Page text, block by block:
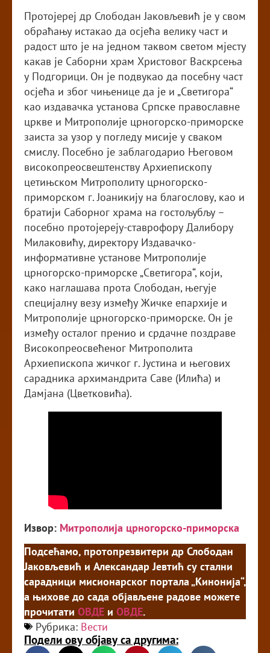
Протојереј др Слободан Јаковљевић је у свом
обраћању истакао да осјећа велику част и
радост што је на једном таквом светом мјесту
какав је Саборни храм Христовог Васкрсења
у Подгорици. Он је подвукао да посебну част
осјећа и због чињенице да је и „Светигора“
као издавачка установа Српске православне
цркве и Митрополије црногорско-приморске
заиста за узор у погледу мисије у сваком
смислу. Посебно је заблагодарио Његовом
високопреосвештенству Архиепископу
цетињском Митрополиту црногорско-
приморском г. Јоаникију на благослову, као и
братији Саборног храма на гостољубљу –
посебно протојереју-ставрофору Далибору
Милаковићу, директору Издавачко-
информативне установе Митрополије
црногорско-приморске „Светигора“, који,
како наглашава прота Слободан, његује
специјалну везу између Жичке епархије и
Митрополије црногорско-приморске. Он је
између осталог пренио и срдачне поздраве
Високопреосвећеног Митрополита
Архиепископа жичког г. Јустина и његових
сарадника архимандрита Саве (Илића) и
Дамјана (Цветковића).
Извор: Митрополија црногорско-приморска
Подсећамо, протопрезвитери др Слободан
Јаковљевић и Александар Јевтић су стални
сарадници мисионарског портала „Кинонија“,
а њихове до сада објављене радове можете
прочитати ОВДЕ и ОВДЕ.
Рубрика: Вести
Подели ову објаву са другима: